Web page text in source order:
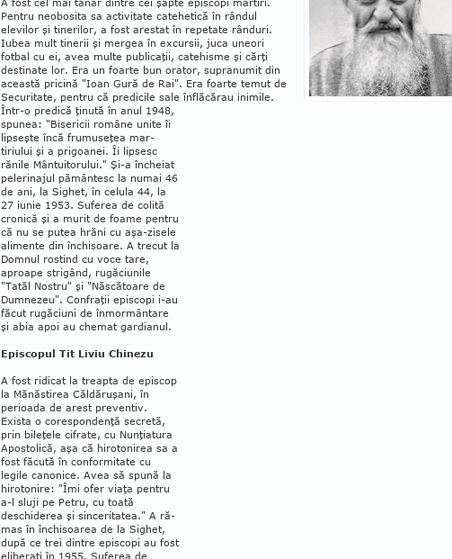
Pen­tru neobosita sa activitate catehetică în rândul
elevilor şi tinerilor, a fost arestat în repetate rânduri.
Iubea mult tinerii şi mergea în ex­cursii, juca uneori
fotbal cu ei, avea multe publicaţii, catehis­me şi cărţi
destinate lor. Era un foarte bun orator, su­pranumit din
această pri­­cină "Ioan Gură de Rai". Era foarte temut de
Securi­tate, pentru că predicile sale înflă­cărau inimile.
Într-o pre­dică ţinută în anul 1948,
spu­nea: "Bisericii române unite îi
lipseşte încă fru­museţea mar­
tiriului şi a prigoanei. Îi lip­sesc
rănile Mântuitorului." Şi-a încheiat
pelerinajul pă­mân­tesc la numai 46
de ani, la Sighet, în celula 44, la
27 iunie 1953. Suferea de colită
cronică şi a murit de foa­me pentru
că nu se putea hrăni cu aşa-zisele
ali­mente din închisoare. A trecut la
Domnul rostind cu voce tare,
aproape stri­gând, rugăciunile
"Tatăl Nos­tru" şi "Năs­cătoare de
Dumnezeu". Confraţii epis­copi i-au
făcut rugăciuni de înmormântare
şi abia apoi au chemat gardianul.
Episcopul Tit Liviu Chinezu
A fost ridicat la treap­ta de episcop
la Mă­năstirea Căldăru­şani, în
perioada de arest preventiv.
Exista o corespondenţă secretă,
prin bileţele cifrate, cu Nunţiatura
Apostolică, aşa că hirotonirea sa a
fost făcută în conformitate cu
legile canonice. Avea să spună la
hirotonire: "Îmi ofer viaţa pentru
a-l sluji pe Petru, cu toată
deschiderea şi sinceritatea." A ră­
mas în închisoarea de la Sighet,
după ce trei dintre episcopi au fost
eliberaţi în 1955. Suferea de